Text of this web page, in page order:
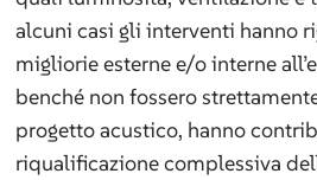
alcuni casi gli interventi hanno
migliorie esterne e/o interne
benché non fossero
progetto acustico, hanno
riqualificazione complessiva